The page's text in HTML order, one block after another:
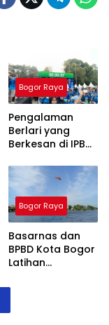
Bogor Raya
Pengalaman
Berlari yang
Berkesan di IPB
dengan Rute
Menantang
Bogor Raya
Basarnas dan
BPBD Kota Bogor
Latihan
Evakuasi Udara,
Liburan Idul Fitri